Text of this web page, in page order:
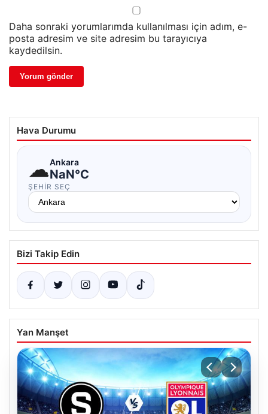
Daha sonraki yorumlarımda kullanılması için adım, e-
posta adresim ve site adresim bu tarayıcıya
kaydedilsin.
Hava Durumu
☁Ankara
NaN°C
ŞEHIR SEÇ
Bizi Takip Edin
Yan Manşet